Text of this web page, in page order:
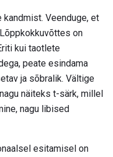
Veenduge, et
on
kui taotlete
peate esindama
ja sõbralik. Vältige
näiteks t-särk, millel
nagu libised
esitamisel on